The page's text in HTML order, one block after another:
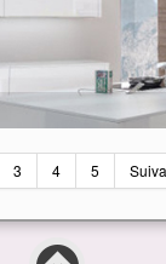
3 4 5